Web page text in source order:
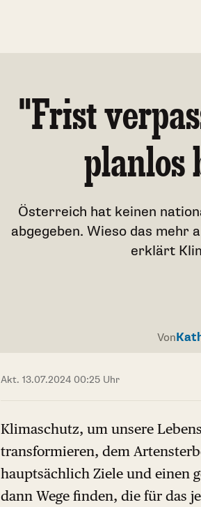
"Frist
planlos
Österreich hat keinen
abgegeben. Wieso das mehr
erklärt
Von
Akt. 13.07.2024 00:25 Uhr
Klimaschutz, um unsere
transformieren, dem
hauptsächlich Ziele und einen
dann Wege finden, die für das